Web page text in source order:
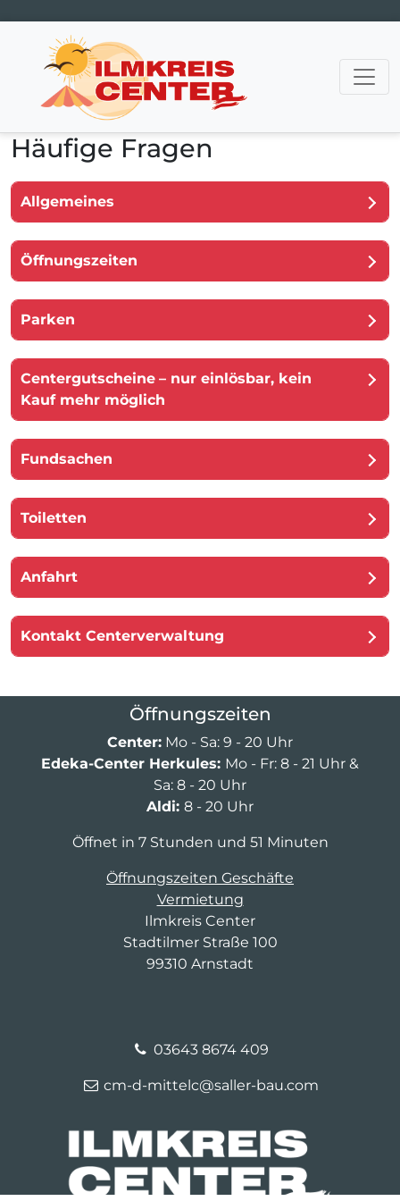
Hauptnavigation
Häufige Fragen
Allgemeines
Öffnungszeiten
Parken
Centergutscheine – nur einlösbar, kein
Kauf mehr möglich
Fundsachen
Toiletten
Anfahrt
Kontakt Centerverwaltung
Öffnungszeiten
Center: Mo - Sa: 9 - 20 Uhr
Edeka-Center Herkules: Mo - Fr: 8 - 21 Uhr &
Sa: 8 - 20 Uhr
Aldi: 8 - 20 Uhr
Öffnet in 7 Stunden und 51 Minuten
Öffnungszeiten Geschäfte
Vermietung
Ilmkreis Center
Stadtilmer Straße 100
99310 Arnstadt
03643 8674 409
cm-d-mittelc@saller-bau.com